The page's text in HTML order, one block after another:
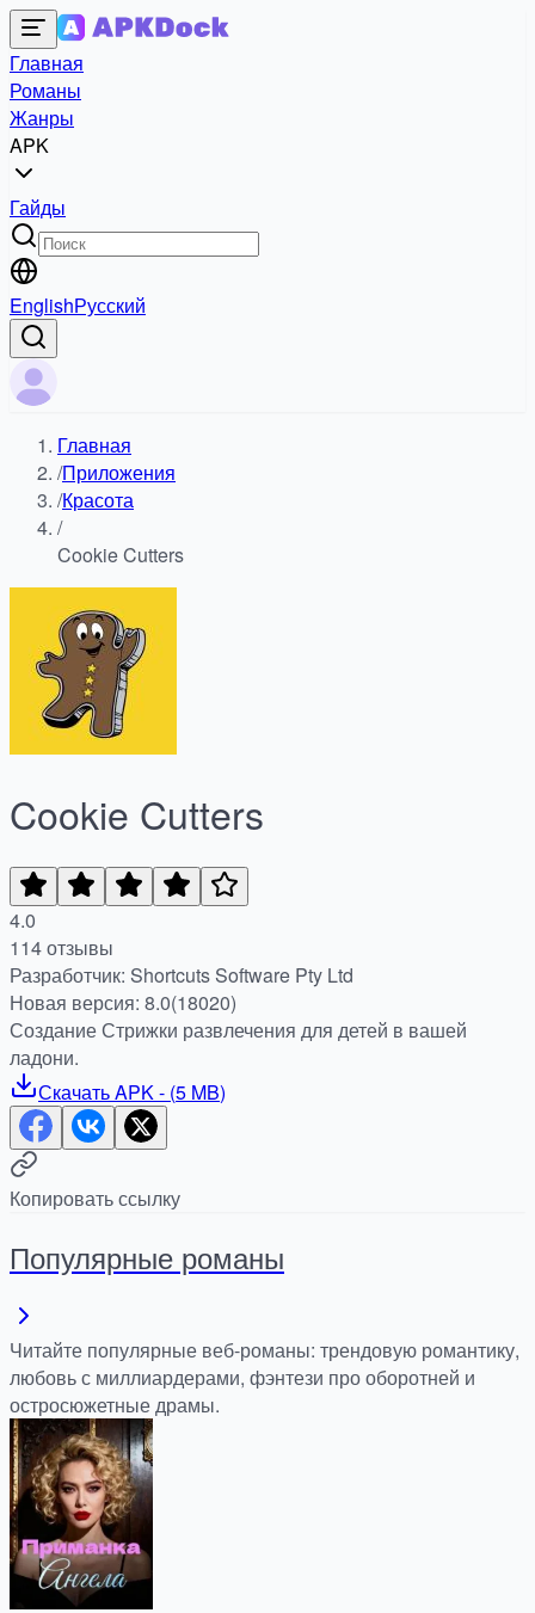
Главная
Романы
Жанры
APK
Гайды
EnglishРусский
Главная
/Приложения
/Красота
/
Cookie Cutters
Cookie Cutters
4.0
114 отзывы
Разработчик: Shortcuts Software Pty Ltd
Новая версия: 8.0(18020)
Создание Стрижки развлечения для детей в вашей
ладони.
СкачатьAPK- (5 MB)
Копировать ссылку
Популярные романы
Читайте популярные веб-романы: трендовую романтику,
любовь с миллиардерами, фэнтези про оборотней и
остросюжетные драмы.